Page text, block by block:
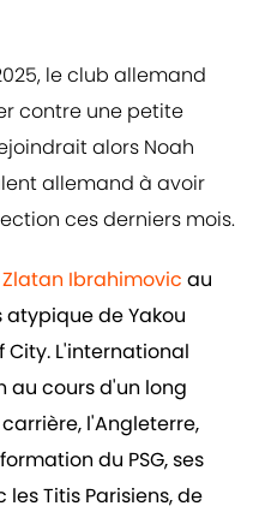
le club allemand
contre une petite
alors Noah
allemand à avoir
ces derniers mois.
Zlatan Ibrahimovic au
de Yakou
L'international
au cours d'un long
l'Angleterre,
du PSG, ses
Titis Parisiens, de